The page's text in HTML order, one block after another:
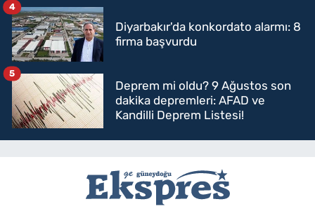
Diyarbakır'da konkordato alarmı: 8
firma başvurdu
4
Deprem mi oldu? 9 Ağustos son
dakika depremleri: AFAD ve
Kandilli Deprem Listesi!
5